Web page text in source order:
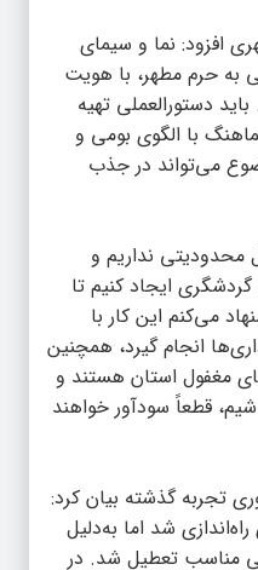
افزود: نما و سیمای
به حرم مطهر، با هویت
دستورالعملی تهیه
با الگوی بومی و
می‌تواند در جذب
نداریم و
ایجاد کنیم تا
می‌کنم این کار با
انجام گیرد، همچنین
مغفول استان هستند و
قطعاً سودآور خواهند
تجربه گذشته بیان کرد:
شد اما به‌دلیل
مناسب تعطیل شد. در